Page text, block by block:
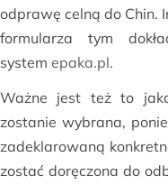
odprawę celną do Chin.
formularza tym
system epaka.pl.
Ważne jest też to
zostanie wybrana,
zadeklarowaną
zostać doręczona do